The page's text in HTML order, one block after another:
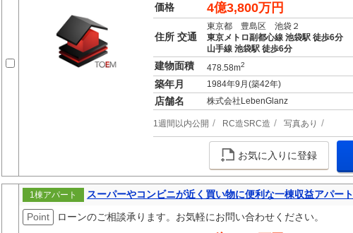
価格
4億3,800万円
住所 交通
東京都 豊島区 池袋２
東京メトロ副都心線 池袋駅 徒歩6分
山手線 池袋駅 徒歩6分
建物面積 478.58m2
築年月 1984年9月(築42年)
店舗名 株式会社LebenGlanz
1週間以内公開 RC造SRC造 写真あり
お気に入りに登録
1棟アパート
スーパーやコンビニが近く買い物に便利な一棟収益アパート
Point
ローンのご相談承ります。お気軽にお問い合わせください。